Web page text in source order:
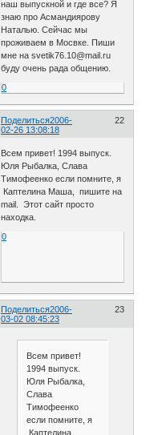
наш выпускной и где все? Я
знаю про Асмандиярову
Наталью. Сейчас мы
проживаем в Мосвке. Пиши
мне на svetik76.10@mail.ru
буду очень рада общению.
0
Поделиться 22
2006-
02-26 13:08:18
Всем привет! 1994 выпуск.
Юля Рыбалка, Слава
Тимофеенко если помните, я
Каптелина Маша, пишите на
mail. Этот сайт просто
находка.
0
Поделиться 23
2006-
03-02 08:45:23
Всем привет!
1994 выпуск.
Юля Рыбалка,
Слава
Тимофеенко
если помните, я
Каптелина